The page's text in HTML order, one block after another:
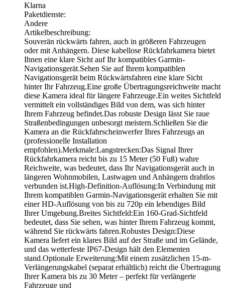
Klarna
Paketdienste:
Andere
Artikelbeschreibung:
Souverän rückwärts fahren, auch in größeren Fahrzeugen
oder mit Anhängern. Diese kabellose Rückfahrkamera bietet
Ihnen eine klare Sicht auf Ihr kompatibles Garmin-
Navigationsgerät.Sehen Sie auf Ihrem kompatiblen
Navigationsgerät beim Rückwärtsfahren eine klare Sicht
hinter Ihr Fahrzeug.Eine große Übertragungsreichweite macht
diese Kamera ideal für längere Fahrzeuge.Ein weites Sichtfeld
vermittelt ein vollständiges Bild von dem, was sich hinter
Ihrem Fahrzeug befindet.Das robuste Design lässt Sie raue
Straßenbedingungen unbesorgt meistern.Schließen Sie die
Kamera an die Rückfahrscheinwerfer Ihres Fahrzeugs an
(professionelle Installation
empfohlen).Merkmale:Langstrecken:Das Signal Ihrer
Rückfahrkamera reicht bis zu 15 Meter (50 Fuß) wahre
Reichweite, was bedeutet, dass Ihr Navigationsgerät auch in
längeren Wohnmobilen, Lastwagen und Anhängern drahtlos
verbunden ist.High-Definition-Auflösung:In Verbindung mit
Ihrem kompatiblen Garmin-Navigationsgerät erhalten Sie mit
einer HD-Auflösung von bis zu 720p ein lebendiges Bild
Ihrer Umgebung.Breites Sichtfeld:Ein 160-Grad-Sichtfeld
bedeutet, dass Sie sehen, was hinter Ihrem Fahrzeug kommt,
während Sie rückwärts fahren.Robustes Design:Diese
Kamera liefert ein klares Bild auf der Straße und im Gelände,
und das wetterfeste IP67-Design hält den Elementen
stand.Optionale Erweiterung:Mit einem zusätzlichen 15-m-
Verlängerungskabel (separat erhältlich) reicht die Übertragung
Ihrer Kamera bis zu 30 Meter – perfekt für verlängerte
Fahrzeuge und